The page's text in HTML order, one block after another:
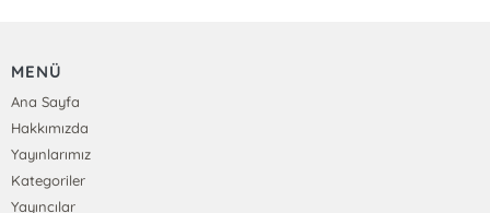
MENÜ
Ana Sayfa
Hakkımızda
Yayınlarımız
Kategoriler
Yayıncılar